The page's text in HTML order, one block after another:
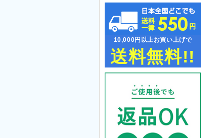
10,000円以上お買い上げで
送料無料!!